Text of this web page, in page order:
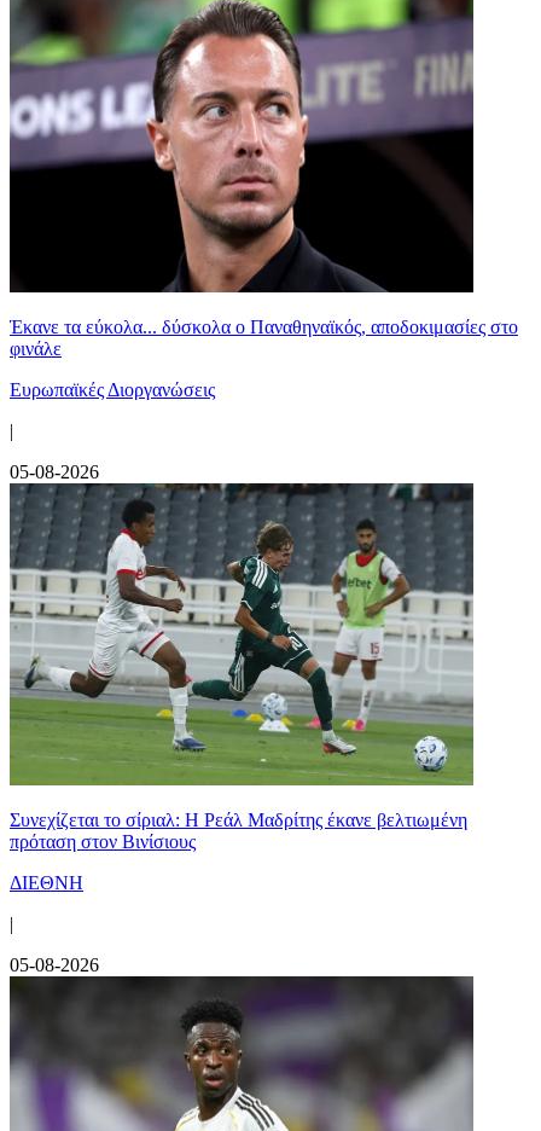
Έκανε τα εύκολα... δύσκολα ο Παναθηναϊκός, αποδοκιμασίες στο
φινάλε
Ευρωπαϊκές Διοργανώσεις
|
05-08-2026
Συνεχίζεται το σίριαλ: Η Ρεάλ Μαδρίτης έκανε βελτιωμένη
πρόταση στον Βινίσιους
ΔΙΕΘΝΗ
|
05-08-2026